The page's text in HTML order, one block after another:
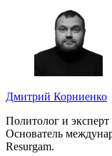
Дмитрий Корниенко
Политолог и
Основатель
Resurgam.